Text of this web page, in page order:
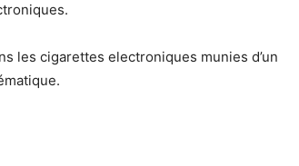
les cigarettes electroniques munies d’un